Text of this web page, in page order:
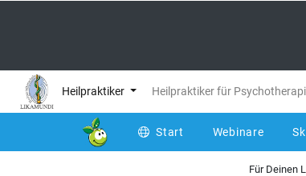
Heilpraktiker Heilpraktiker für
Start Webinare
Für Deinen